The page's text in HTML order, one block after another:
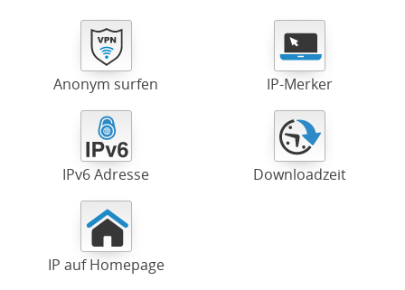
Anonym surfen IP-Merker
IPv6 Adresse Downloadzeit
IP auf Homepage